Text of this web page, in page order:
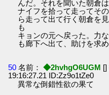
んだ。それを聞いた朝倉
ナイフを拾って走ってそ
ら走って出て行く朝倉を
も
キョンの元へ戻った。力
も廊下へ出て、助けを求
50 名前： ◆2hvhgO6UGM []
19:16:27.21 ID:Zz9o1tZe0
異常な倒錯性欲の果て